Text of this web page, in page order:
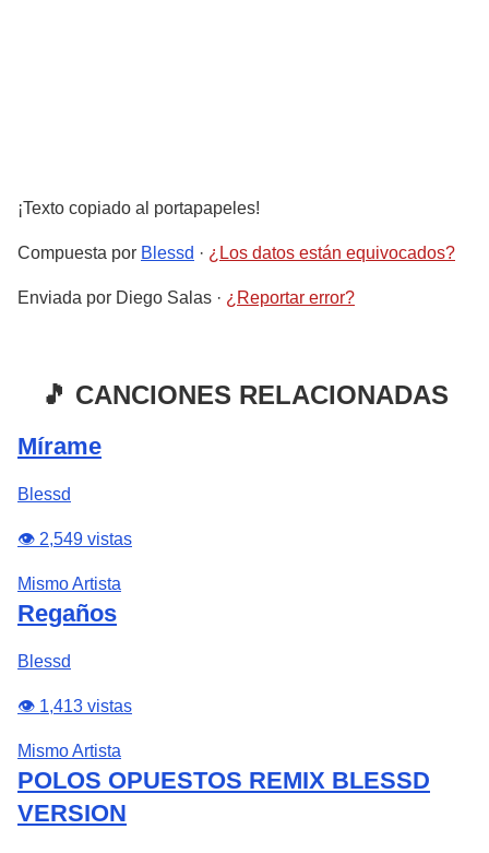
¡Texto copiado al portapapeles!
Compuesta por Blessd · ¿Los datos están equivocados?
Enviada por Diego Salas · ¿Reportar error?
🎵 CANCIONES RELACIONADAS
Mírame
Blessd
👁️ 2,549 vistas
Mismo Artista
Regaños
Blessd
👁️ 1,413 vistas
Mismo Artista
POLOS OPUESTOS REMIX BLESSD
VERSION